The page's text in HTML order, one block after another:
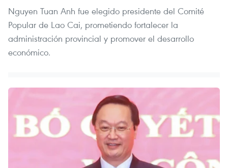
Nguyen Tuan Anh fue elegido presidente del Comité
Popular de Lao Cai, prometiendo fortalecer la
administración provincial y promover el desarrollo
económico.